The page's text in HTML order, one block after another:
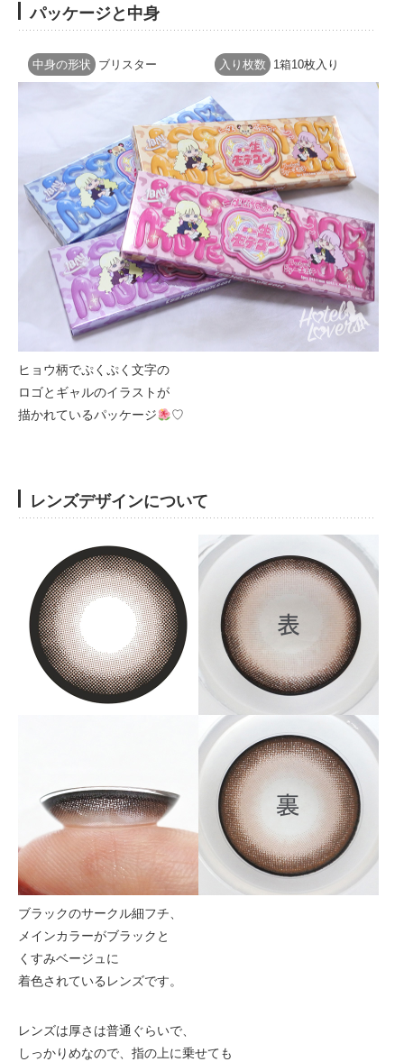
パッケージと中身
中身の形状 ブリスター 入り枚数 1箱10枚入り
ヒョウ柄でぷくぷく文字の
ロゴとギャルのイラストが
描かれているパッケージ
♡
レンズデザインについて
ブラックのサークル細フチ、
メインカラーがブラックと
くすみベージュに
着色されているレンズです。
レンズは厚さは普通ぐらいで、
しっかりめなので、指の上に乗せても